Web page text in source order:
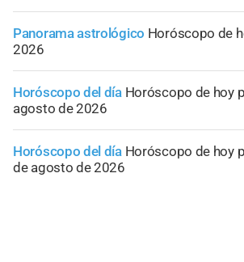
Panorama astrológico Horóscopo de
2026
Horóscopo del día Horóscopo de hoy
agosto de 2026
Horóscopo del día Horóscopo de hoy
de agosto de 2026